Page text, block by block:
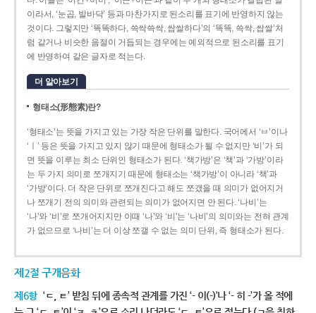
이라서, ‘눈곱, 발바닥’ 등과 마찬가지로 된소리를 표기에 반영하지 않는
것이다. 그렇지만 ‘똑똑하다, 쓱싹쓱싹, 쌉쌀하다’의 ‘똑똑, 쓱싹, 쌉쌀’처
럼 같거나 비슷한 음절이 거듭되는 경우에는 예외적으로 된소리를 표기
에 반영하여 같은 글자로 적는다.
더 알아보기
형태소(形態素)란?
‘형태소’는 뜻을 가지고 있는 가장 작은 단위를 말한다. 국어에서 ‘ㅂ’이나
‘ㅣ’ 등은 뜻을 가지고 있지 않기 때문에 형태소가 될 수 없지만 ‘비’가 되
면 뜻을 이루는 최소 단위인 형태소가 된다. ‘책가방’은 ‘책’과 ‘가방’이라
는 두 가지 의미로 쪼개지기 때문에 형태소는 ‘책가방’이 아니라 ‘책’과
‘가방’이다. 더 작은 단위로 쪼개진다고 해도 쪼갰을 때 의미가 없어지거
나 쪼개기 전의 의미와 관련되는 의미가 없어지면 안 된다. ‘나비’는
‘나’와 ‘비’로 쪼개어지지만 이때 ‘나’와 ‘비’는 ‘나비’의 의미와는 전혀 관계
가 없으므로 ‘나비’는 더 이상 쪼갤 수 없는 의미 단위, 즉 형태소가 된다.
제2절 구개음화
제6항 ‘ㄷ, ㅌ’ 받침 뒤에 종속적 관계를 가진 ‘- 이(-)’나 ‘- 히 -’가 올 적에